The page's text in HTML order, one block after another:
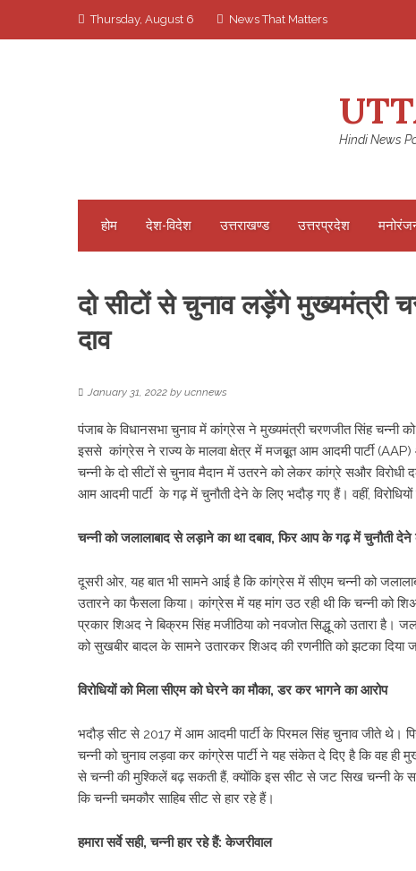
Thursday, August 6 News That Matters
Hindi News
होम देश-विदेश उत्तराखण्ड उत्तरप्रदेश
दो सीटों से चुनाव लड़ेंगे मुख्यमंत्री
दाव
January 31, 2022 by ucnnews
पंजाब के विधानसभा चुनाव में कांग्रेस ने मुख्यमंत्री चरणजीत सिंह चन्नी
इससे कांग्रेस ने राज्‍य के मालवा क्षेत्र में मजबूूत आम आदमी पार्टी
चन्‍नी के दो सीटों से चुनाव मैदान में उतरने को लेकर कांग्रे सऔर विरोधी
आम आदमी पार्टी के गढ़ में चुनौती देने के लिए भदौड़ गए हैं। वहीं,
चन्नी को जलालाबाद से लड़ाने का था दबाव, फिर आप के गढ़ में चुनौती देने
दूसरी ओर, यह बात भी सामने आई है कि कांग्रेस में सीएम चन्‍नी को
उतारने का फैसला किया। कांग्रेस में यह मांग उठ रही थी कि चन्नी को
प्रकार शिअद ने बिक्रम सिंह मजीठिया को नवजोत सिद्धू को उतारा है।
को सुखबीर बादल के सामने उतारकर शिअद की रणनीति को झटका दिया
विरोधियों को मिला सीएम को घेरने का मौका, डर कर भागने का आरोप
भदौड़ सीट से 2017 में आम आदमी पार्टी के पिरमल सिंह चुनाव जीते थे।
चन्नी को चुनाव लड़वा कर कांग्रेस पार्टी ने यह संकेत दे दिए है कि वह ही
से चन्नी की मुश्किलें बढ़ सकती हैं, क्योंकि इस सीट से जट सिख चन्नी के
कि चन्नी चमकौर साहिब सीट से हार रहे हैं।
हमारा सर्वे सही, चन्नी हार रहे हैं: केजरीवाल